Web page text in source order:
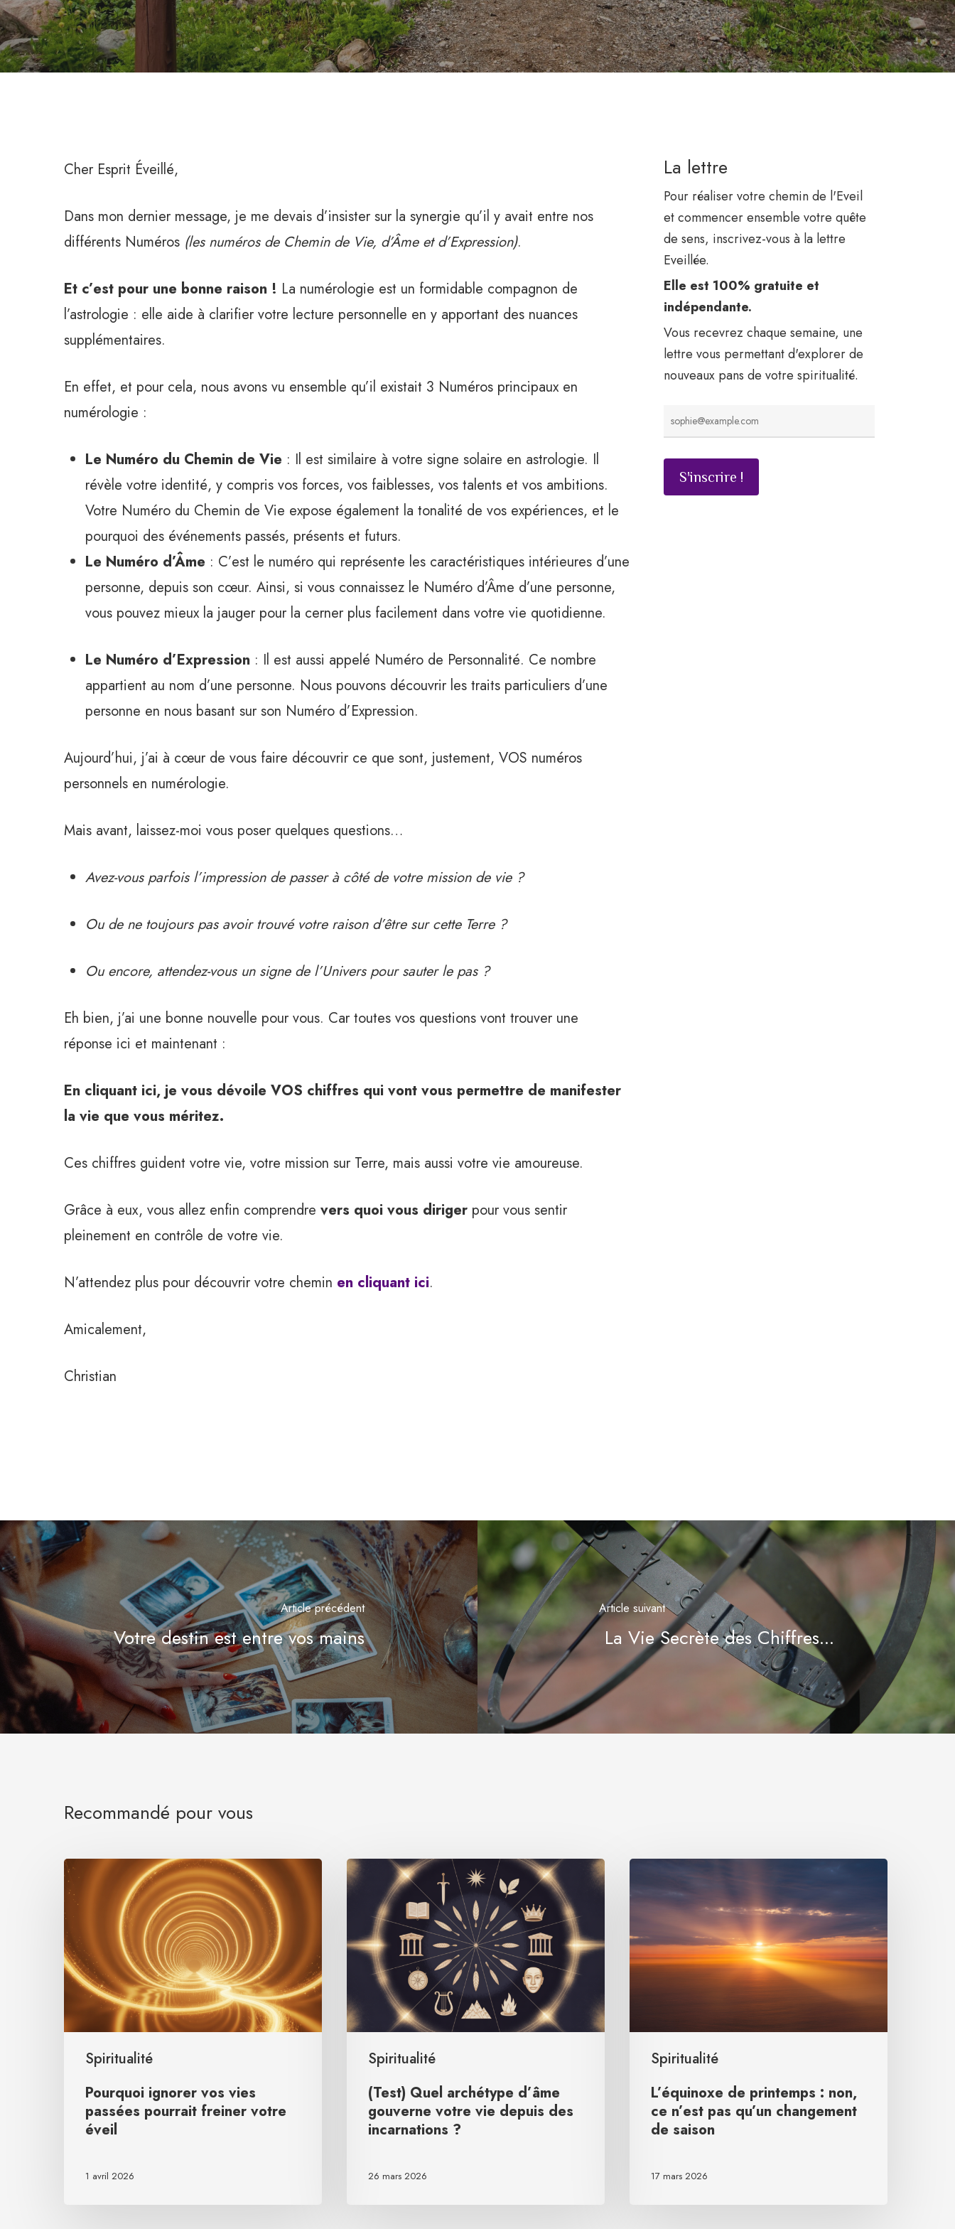
Cher Esprit Éveillé,
Dans mon dernier message, je me devais d’insister sur la synergie qu’il y avait entre nos
différents Numéros (les numéros de Chemin de Vie, d’Âme et d’Expression).
Et c’est pour une bonne raison ! La numérologie est un formidable compagnon de
l’astrologie : elle aide à clarifier votre lecture personnelle en y apportant des nuances
supplémentaires.
En effet, et pour cela, nous avons vu ensemble qu’il existait 3 Numéros principaux en
numérologie :
Le Numéro du Chemin de Vie : Il est similaire à votre signe solaire en astrologie. Il
révèle votre identité, y compris vos forces, vos faiblesses, vos talents et vos ambitions.
Votre Numéro du Chemin de Vie expose également la tonalité de vos expériences, et le
pourquoi des événements passés, présents et futurs.
Le Numéro d’Âme : C’est le numéro qui représente les caractéristiques intérieures d’une
personne, depuis son cœur. Ainsi, si vous connaissez le Numéro d’Âme d’une personne,
vous pouvez mieux la jauger pour la cerner plus facilement dans votre vie quotidienne.
Le Numéro d’Expression : Il est aussi appelé Numéro de Personnalité. Ce nombre
appartient au nom d’une personne. Nous pouvons découvrir les traits particuliers d’une
personne en nous basant sur son Numéro d’Expression.
Aujourd’hui, j’ai à cœur de vous faire découvrir ce que sont, justement, VOS numéros
personnels en numérologie.
Mais avant, laissez-moi vous poser quelques questions…
Avez-vous parfois l’impression de passer à côté de votre mission de vie ?
Ou de ne toujours pas avoir trouvé votre raison d’être sur cette Terre ?
Ou encore, attendez-vous un signe de l’Univers pour sauter le pas ?
Eh bien, j’ai une bonne nouvelle pour vous. Car toutes vos questions vont trouver une
réponse ici et maintenant :
En cliquant ici, je vous dévoile VOS chiffres qui vont vous permettre de manifester
la vie que vous méritez.
Ces chiffres guident votre vie, votre mission sur Terre, mais aussi votre vie amoureuse.
Grâce à eux, vous allez enfin comprendre vers quoi vous diriger pour vous sentir
pleinement en contrôle de votre vie.
N’attendez plus pour découvrir votre chemin en cliquant ici.
Amicalement,
Christian
La lettre
Pour réaliser votre chemin de l'Eveil
et commencer ensemble votre quête
de sens, inscrivez-vous à la lettre
Eveillée.
Elle est 100% gratuite et
indépendante.
Vous recevrez chaque semaine, une
lettre vous permettant d'explorer de
nouveaux pans de votre spiritualité.
Article précédent
Votre destin est entre vos mains
Article suivant
La Vie Secrète des Chiffres...
Recommandé pour vous
Spiritualité
Pourquoi ignorer vos vies
passées pourrait freiner votre
éveil
1 avril 2026
Spiritualité
(Test) Quel archétype d’âme
gouverne votre vie depuis des
incarnations ?
26 mars 2026
Spiritualité
L’équinoxe de printemps : non,
ce n’est pas qu’un changement
de saison
17 mars 2026